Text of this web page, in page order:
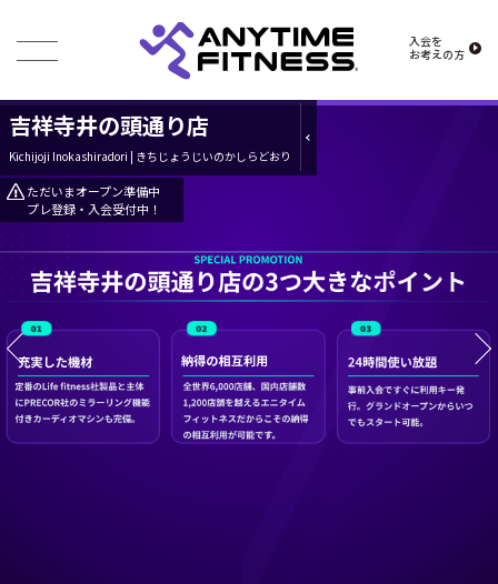
入会を
お考えの方
吉祥寺井の頭通り店
Kichijoji Inokashiradori | きちじょうじいのかしらどおり
ただいまオープン準備中
プレ登録・入会受付中！